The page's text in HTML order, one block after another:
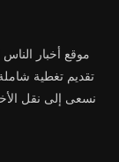
موقع أخبار
تقديم تغطية
نسعى إلى نقل